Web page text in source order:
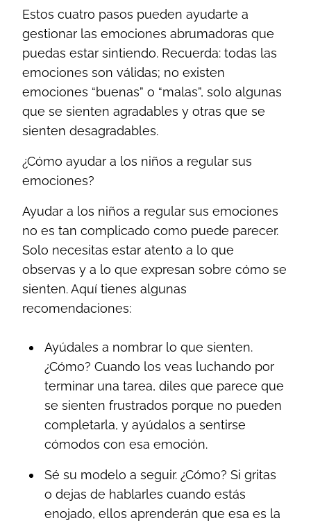
Estos cuatro pasos pueden ayudarte a
gestionar las emociones abrumadoras que
puedas estar sintiendo. Recuerda: todas las
emociones son válidas; no existen
emociones “buenas” o “malas”, solo algunas
que se sienten agradables y otras que se
sienten desagradables.
¿Cómo ayudar a los niños a regular sus
emociones?
Ayudar a los niños a regular sus emociones
no es tan complicado como puede parecer.
Solo necesitas estar atento a lo que
observas y a lo que expresan sobre cómo se
sienten. Aquí tienes algunas
recomendaciones:
Ayúdales a nombrar lo que sienten.
¿Cómo? Cuando los veas luchando por
terminar una tarea, diles que parece que
se sienten frustrados porque no pueden
completarla, y ayúdalos a sentirse
cómodos con esa emoción.
Sé su modelo a seguir. ¿Cómo? Si gritas
o dejas de hablarles cuando estás
enojado, ellos aprenderán que esa es la